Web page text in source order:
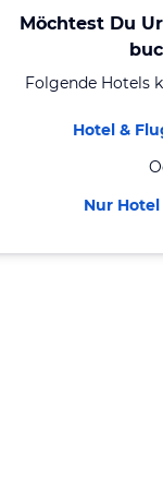
Möchtest Du
Folgende Hotels
Hotel &
Nur